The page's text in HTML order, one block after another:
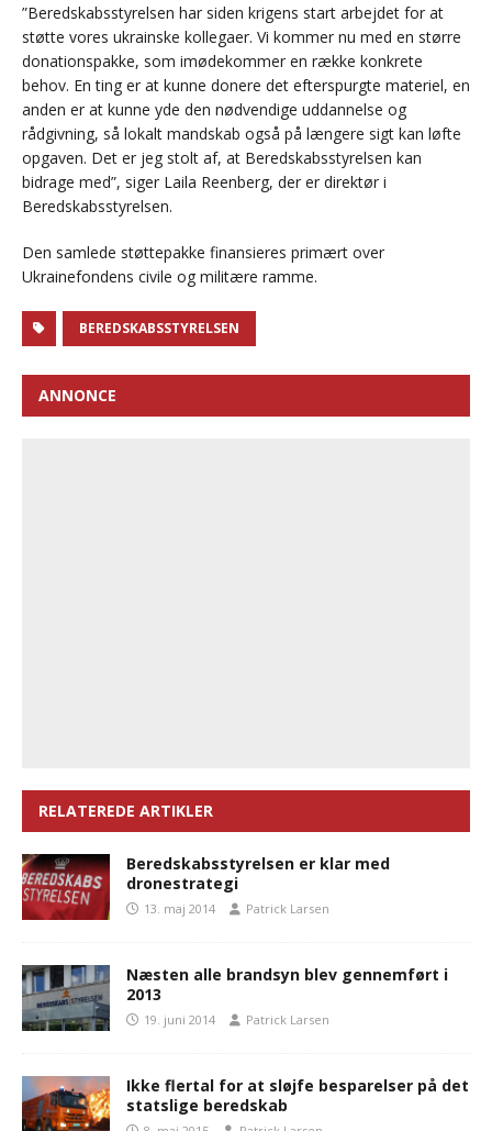
”Beredskabsstyrelsen har siden krigens start arbejdet for at
støtte vores ukrainske kollegaer. Vi kommer nu med en større
donationspakke, som imødekommer en række konkrete
behov. En ting er at kunne donere det efterspurgte materiel, en
anden er at kunne yde den nødvendige uddannelse og
rådgivning, så lokalt mandskab også på længere sigt kan løfte
opgaven. Det er jeg stolt af, at Beredskabsstyrelsen kan
bidrage med”, siger Laila Reenberg, der er direktør i
Beredskabsstyrelsen.
Den samlede støttepakke finansieres primært over
Ukrainefondens civile og militære ramme.
BEREDSKABSSTYRELSEN
ANNONCE
RELATEREDE ARTIKLER
Beredskabsstyrelsen er klar med
dronestrategi
13. maj 2014 Patrick Larsen
Næsten alle brandsyn blev gennemført i
2013
19. juni 2014 Patrick Larsen
Ikke flertal for at sløjfe besparelser på det
statslige beredskab